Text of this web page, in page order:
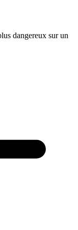
dangereux sur un